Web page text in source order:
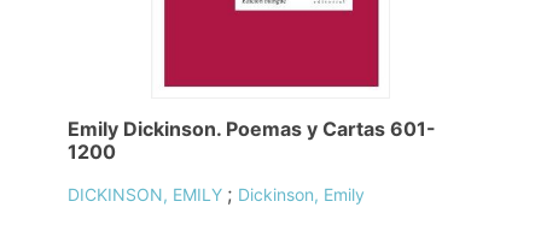
Emily Dickinson. Poemas y Cartas 601-
1200
DICKINSON, EMILY ; Dickinson, Emily